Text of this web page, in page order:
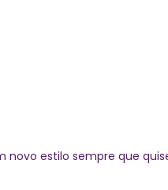
estilo sempre que